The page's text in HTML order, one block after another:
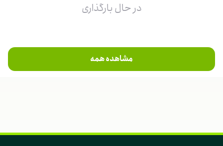
در حال بارگذاری
مشاهده همه